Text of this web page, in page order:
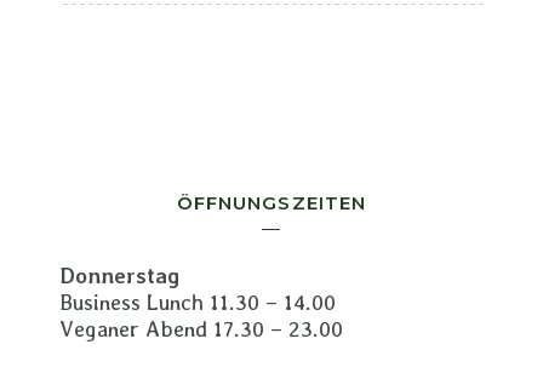
ÖFFNUNGSZEITEN
Donnerstag
Business Lunch 11.30 – 14.00
Veganer Abend 17.30 – 23.00